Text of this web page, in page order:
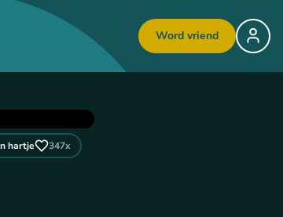
Word vriend
hartje 347x